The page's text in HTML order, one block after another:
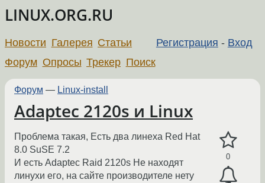
LINUX.ORG.RU
Регистрация - Вход
Новости Галерея Статьи
Форум Опросы Трекер Поиск
Форум — Linux-install
Adaptec 2120s и Linux
0
Проблема такая, Есть два линеха Red Hat
8.0 SuSE 7.2
И есть Adaptec Raid 2120s Не находят
линухи его, на сайте производителе нету